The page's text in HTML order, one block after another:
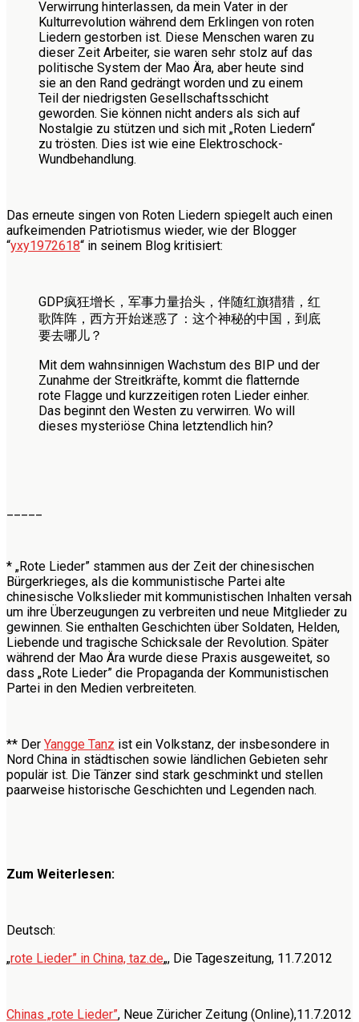
Verwirrung hinterlassen, da mein Vater in der
Kulturrevolution während dem Erklingen von roten
Liedern gestorben ist. Diese Menschen waren zu
dieser Zeit Arbeiter, sie waren sehr stolz auf das
politische System der Mao Ära, aber heute sind
sie an den Rand gedrängt worden und zu einem
Teil der niedrigsten Gesellschaftsschicht
geworden. Sie können nicht anders als sich auf
Nostalgie zu stützen und sich mit „Roten Liedern“
zu trösten. Dies ist wie eine Elektroschock-
Wundbehandlung.
Das erneute singen von Roten Liedern spiegelt auch einen
aufkeimenden Patriotismus wieder, wie der Blogger
“yxy1972618“ in seinem Blog kritisiert:
GDP疯狂增长，军事力量抬头，伴随红旗猎猎，红
歌阵阵，西方开始迷惑了：这个神秘的中国，到底
要去哪儿？
Mit dem wahnsinnigen Wachstum des BIP und der
Zunahme der Streitkräfte, kommt die flatternde
rote Flagge und kurzzeitigen roten Lieder einher.
Das beginnt den Westen zu verwirren. Wo will
dieses mysteriöse China letztendlich hin?
* „Rote Lieder” stammen aus der Zeit der chinesischen
Bürgerkrieges, als die kommunistische Partei alte
chinesische Volkslieder mit kommunistischen Inhalten versah
um ihre Überzeugungen zu verbreiten und neue Mitglieder zu
gewinnen. Sie enthalten Geschichten über Soldaten, Helden,
Liebende und tragische Schicksale der Revolution. Später
während der Mao Ära wurde diese Praxis ausgeweitet, so
dass „Rote Lieder” die Propaganda der Kommunistischen
Partei in den Medien verbreiteten.
** Der Yangge Tanz ist ein Volkstanz, der insbesondere in
Nord China in städtischen sowie ländlichen Gebieten sehr
populär ist. Die Tänzer sind stark geschminkt und stellen
paarweise historische Geschichten und Legenden nach.
Zum Weiterlesen:
Deutsch:
„rote Lieder” in China, taz.de„, Die Tageszeitung, 11.7.2012
Chinas „rote Lieder”, Neue Züricher Zeitung (Online),11.7.2012